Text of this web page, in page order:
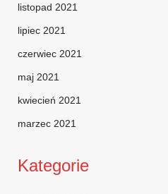
listopad 2021
lipiec 2021
czerwiec 2021
maj 2021
kwiecień 2021
marzec 2021
Kategorie